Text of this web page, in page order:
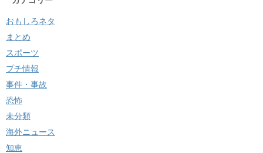
おもしろネタ
まとめ
スポーツ
プチ情報
事件・事故
恐怖
未分類
海外ニュース
知恵